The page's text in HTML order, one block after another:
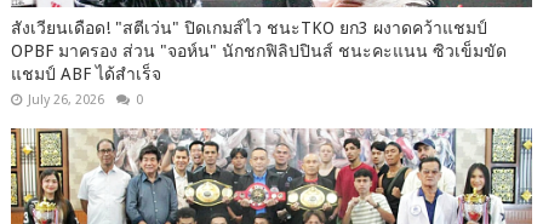
สังเวียนเดือด! "สตีเว่น" ปิดเกมส์ไว ชนะTKO ยก3 ผงาดคว้าแชมป์
OPBF มาครอง ส่วน "จอห์น" นักชกฟิลิปปินส์ ชนะคะแนน ซิวเข็มขัด
แชมป์ ABF ได้สำเร็จ
July 26, 2026 0